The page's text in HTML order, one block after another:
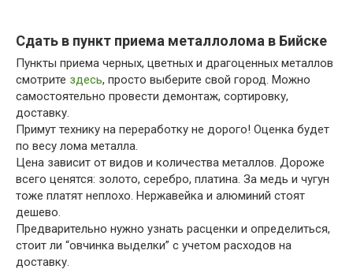
Сдать в пункт приема металлолома в Бийске
Пункты приема черных, цветных и драгоценных металлов
смотрите здесь, просто выберите свой город. Можно
самостоятельно провести демонтаж, сортировку,
доставку.
Примут технику на переработку не дорого! Оценка будет
по весу лома металла.
Цена зависит от видов и количества металлов. Дороже
всего ценятся: золото, серебро, платина. За медь и чугун
тоже платят неплохо. Нержавейка и алюминий стоят
дешево.
Предварительно нужно узнать расценки и определиться,
стоит ли “овчинка выделки” с учетом расходов на
доставку.